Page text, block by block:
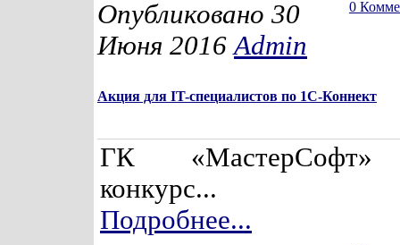
0
Опубликовано 30
Июня 2016Admin
Акция для IT-специалистов по 1С-Коннект
ГК «МастерСофт»
конкурс...
Подробнее...